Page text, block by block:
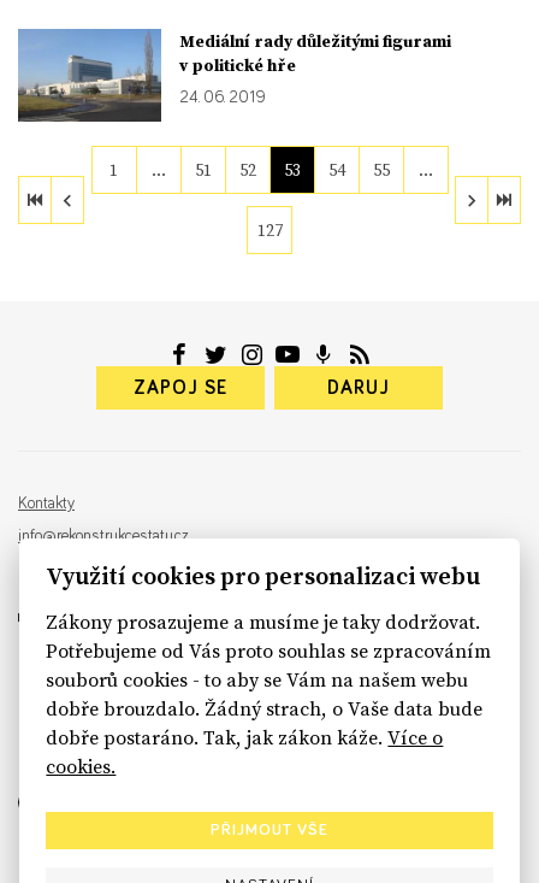
Mediální rady důležitými figurami
v politické hře
24. 06. 2019
1 … 51 52 53 54 55 …
127
ZAPOJ SE DARUJ
Kontakty
info@rekonstrukcestatu.cz
Návrh a vývoj: Sinfin , ilustrace:
sinfin.digital
Využití cookies pro personalizaci webu
Zákony prosazujeme a musíme je taky dodržovat.
Potřebujeme od Vás proto souhlas se zpracováním
souborů cookies - to aby se Vám na našem webu
dobře brouzdalo. Žádný strach, o Vaše data bude
dobře postaráno. Tak, jak zákon káže.Více o
cookies.
PŘIJMOUT VŠE